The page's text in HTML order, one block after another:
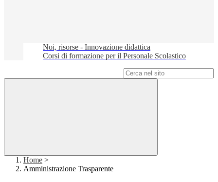
Noi, risorse - Innovazione didattica
Corsi di formazione per il Personale Scolastico
Home >
Amministrazione Trasparente